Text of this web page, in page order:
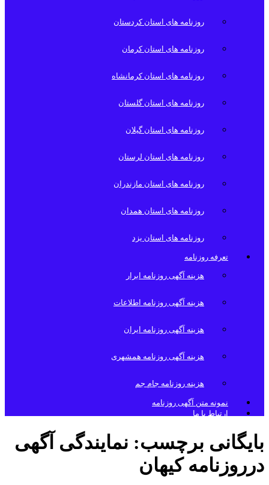
روزنامه های استان کردستان
روزنامه های استان کرمان
روزنامه های استان کرمانشاه
روزنامه های استان گلستان
روزنامه های استان گیلان
روزنامه های استان لرستان
روزنامه های استان مازندران
روزنامه های استان همدان
روزنامه های استان یزد
تعرفه روزنامه
هزینه آگهی روزنامه ابرار
هزینه آگهی روزنامه اطلاعات
هزینه آگهی روزنامه ایران
هزینه آگهی روزنامه همشهری
هزینه روزنامه جام جم
نمونه متن آگهی روزنامه
ارتباط با ما
بایگانی برچسب: نمایندگی آگهی
درروزنامه کیهان